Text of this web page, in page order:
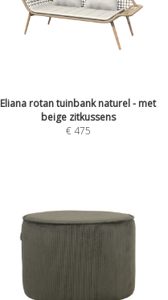
Eliana rotan tuinbank naturel - met
beige zitkussens
€475